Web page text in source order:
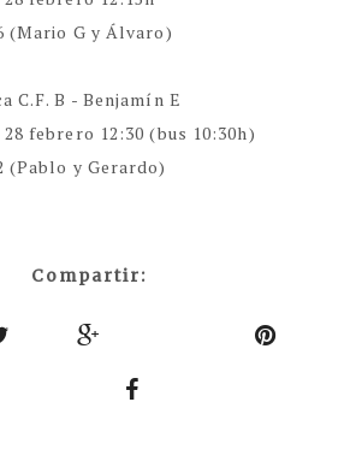
(Mario G y Álvaro)
C.F. B - Benjamín E
28 febrero 12:30 (bus 10:30h)
(Pablo y Gerardo)
Compartir: